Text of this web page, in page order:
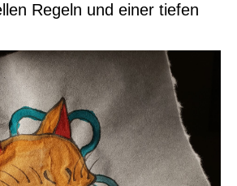
Regeln und einer tiefen